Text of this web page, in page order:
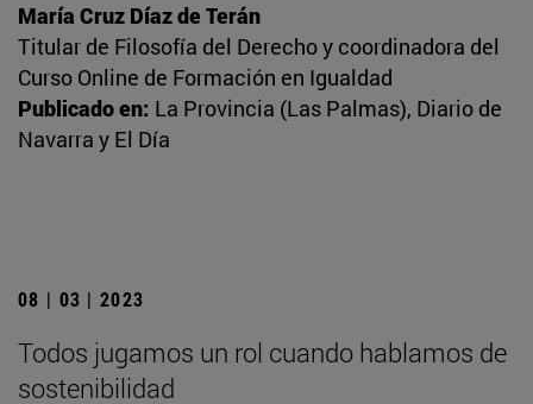
María Cruz Díaz de Terán
Titular de Filosofía del Derecho y coordinadora del
Curso Online de Formación en Igualdad
Publicado en: La Provincia (Las Palmas), Diario de
Navarra y El Día
08 | 03 | 2023
Todos jugamos un rol cuando hablamos de
sostenibilidad